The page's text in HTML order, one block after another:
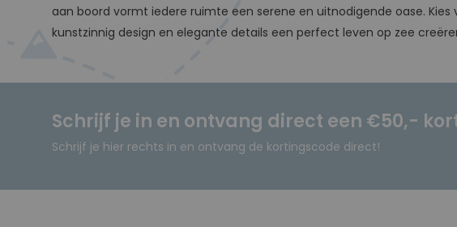
aan boord vormt iedere ruimte een serene en uitnodigende oase.
kunstzinnig design en elegante details een perfect leven op zee
Schrijf je in en ontvang direct een €50,-
Schrijf je hier rechts in en ontvang de kortingscode direct!